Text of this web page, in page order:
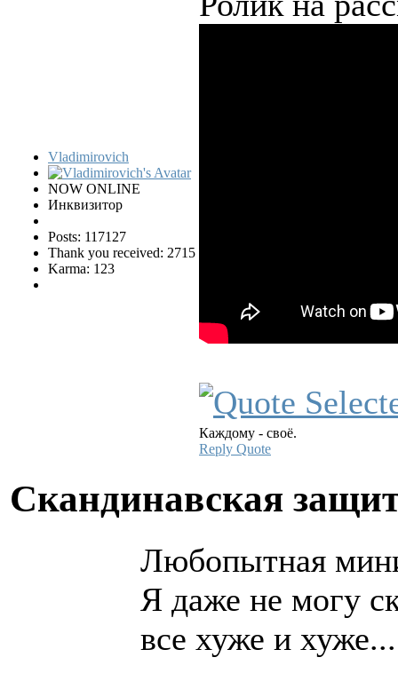
Vladimirovich
NOW ONLINE
Инквизитор
Posts: 117127
Thank you received: 2715
Karma: 123
Каждому - своё.
Reply Quote
Скандинавская
Любопытная
Я даже не могу
все хуже и хуже...